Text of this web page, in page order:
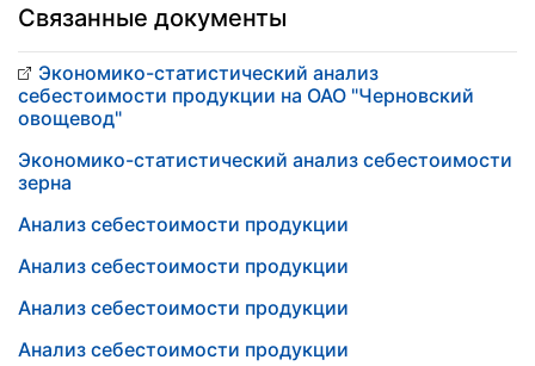
Связанные документы
Экономико-статистический анализ
себестоимости продукции на ОАО "Черновский
овощевод"
Экономико-статистический анализ себестоимости
зерна
Анализ себестоимости продукции
Анализ себестоимости продукции
Анализ себестоимости продукции
Анализ себестоимости продукции